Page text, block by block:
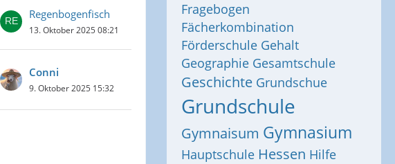
Regenbogenfisch
13. Oktober 2025 08:21
Conni
9. Oktober 2025 15:32
Fragebogen
Fächerkombination
Förderschule Gehalt
Geographie Gesamtschule
Geschichte Grundschue
Grundschule
Gymnaisum Gymnasium
Hauptschule Hessen Hilfe